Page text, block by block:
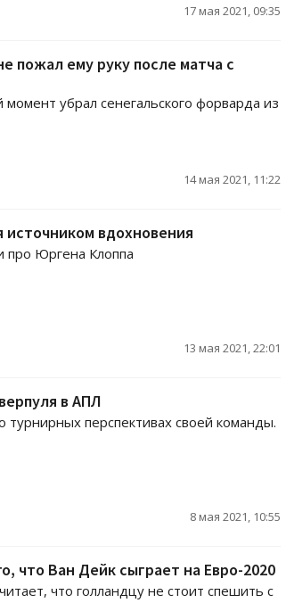
17 мая 2021, 09:35
пожал ему руку после матча с
убрал сенегальского форварда из
14 мая 2021, 11:22
источником вдохновения
про Юргена Клоппа
13 мая 2021, 22:01
в АПЛ
турнирных перспективах своей команды.
8 мая 2021, 10:55
что Ван Дейк сыграет на Евро-2020
что голландцу не стоит спешить с